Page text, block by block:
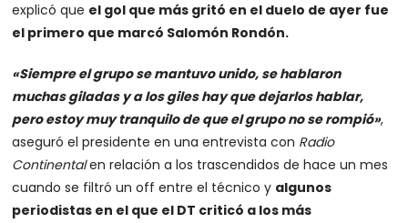
explicó que el gol que más gritó en el duelo de ayer fue
el primero que marcó Salomón Rondón.
«Siempre el grupo se mantuvo unido, se hablaron
muchas giladas y a los giles hay que dejarlos hablar,
pero estoy muy tranquilo de que el grupo no se rompió»,
aseguró el presidente en una entrevista con Radio
Continentalen relación a los trascendidos de hace un mes
cuando se filtró un off entre el técnico y algunos
periodistas en el que el DT criticó a los más